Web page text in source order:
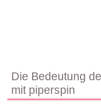
Die Bedeutung
mit piperspin